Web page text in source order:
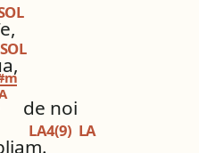
SOL
de noi
LA4(9) LA